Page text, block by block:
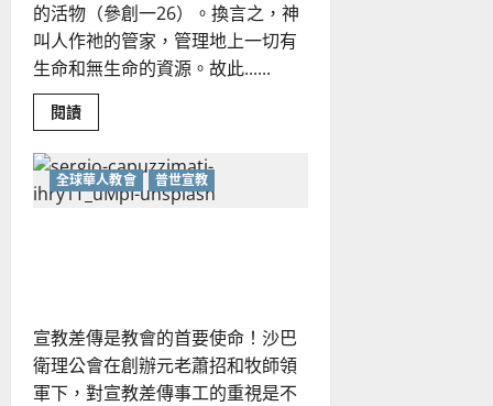
的活物（參創一26）。換言之，神
叫人作祂的管家，管理地上一切有
生命和無生命的資源。故此......
閱讀Read
more
華
人
教
會
教？
｜
劉
漢
中
全球華人教會 普世宣教
宣教差傳是教會的首要使命！沙巴
衛理公會在創辦元老蕭招和牧師領
軍下，對宣教差傳事工的重視是不